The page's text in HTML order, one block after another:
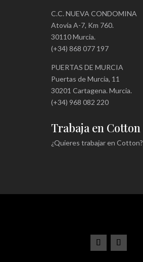
C.C. NUEVA CONDOMINA
Atovía A-7, Km 760.
30110 Murcia.
(+34) 868 077 197
PUERTAS DE MURCIA
Puertas de Murcia, 11
30201 Cartagena. Murcia.
(+34) 968 082 220
Trabaja en Cotton
¿Quieres trabajar en Cotton?